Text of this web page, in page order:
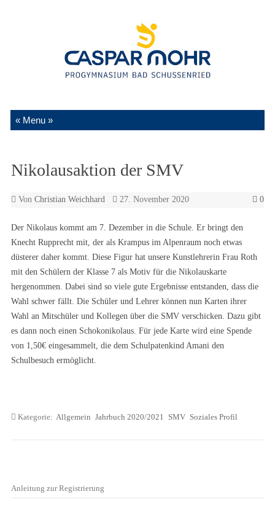
Zum Inhalt springen
Nikolausaktion der SMV
Von Christian Weichhard 27. November 2020 0
Der Nikolaus kommt am 7. Dezember in die Schule. Er bringt den
Knecht Rupprecht mit, der als Krampus im Alpenraum noch etwas
düsterer daher kommt. Diese Figur hat unsere Kunstlehrerin Frau Roth
mit den Schülern der Klasse 7 als Motiv für die Nikolauskarte
hergenommen. Dabei sind so viele gute Ergebnisse entstanden, dass die
Wahl schwer fällt. Die Schüler und Lehrer können nun Karten ihrer
Wahl an Mitschüler und Kollegen über die SMV verschicken. Dazu gibt
es dann noch einen Schokonikolaus. Für jede Karte wird eine Spende
von 1,50€ eingesammelt, die dem Schulpatenkind Amani den
Schulbesuch ermöglicht.
Kategorie: Allgemein Jahrbuch 2020/2021 SMV Soziales Profil
Anleitung zur Registrierung